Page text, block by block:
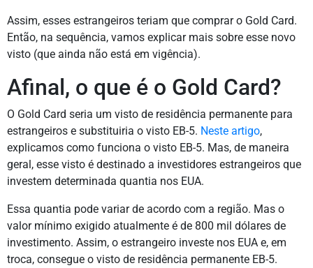
Assim, esses estrangeiros teriam que comprar o Gold Card.
Então, na sequência, vamos explicar mais sobre esse novo
visto (que ainda não está em vigência).
Afinal, o que é o Gold Card?
O Gold Card seria um visto de residência permanente para
estrangeiros e substituiria o visto EB-5. Neste artigo,
explicamos como funciona o visto EB-5. Mas, de maneira
geral, esse visto é destinado a investidores estrangeiros que
investem determinada quantia nos EUA.
Essa quantia pode variar de acordo com a região. Mas o
valor mínimo exigido atualmente é de 800 mil dólares de
investimento. Assim, o estrangeiro investe nos EUA e, em
troca, consegue o visto de residência permanente EB-5.